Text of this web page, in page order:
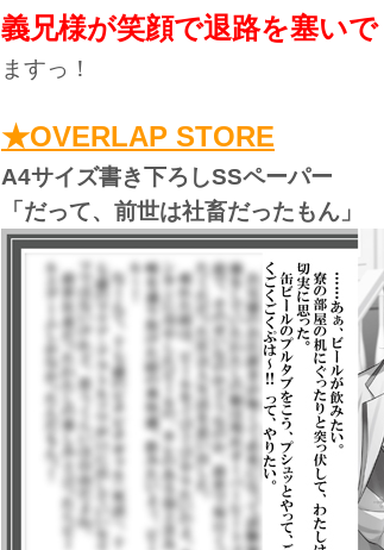
義兄様が笑顔で退路を塞い
ますっ！
★OVERLAP STORE
A4サイズ書き下ろしSSペーパー
「だって、前世は社畜だったもん 」